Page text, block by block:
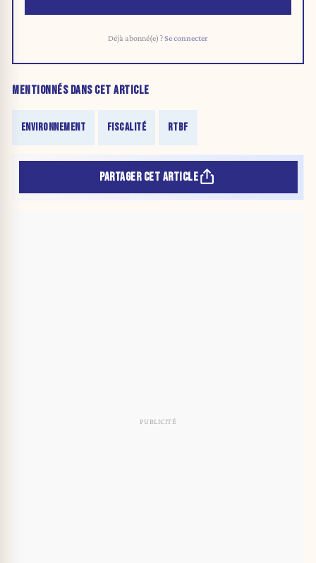
Déjà abonné(e) ?Se connecter
MENTIONNÉS DANS CET ARTICLE
ENVIRONNEMENT FISCALITÉ RTBF
PARTAGER CET ARTICLE